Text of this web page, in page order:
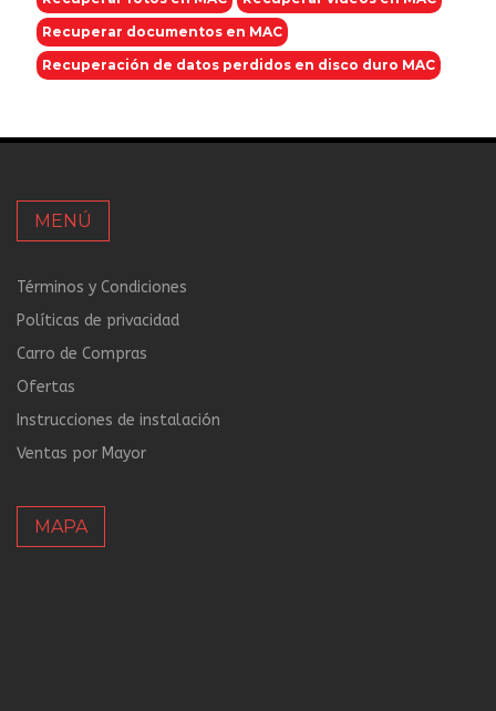
Recuperar documentos en MAC
Recuperación de datos perdidos en disco duro MAC
MENÚ
Términos y Condiciones
Políticas de privacidad
Carro de Compras
Ofertas
Instrucciones de instalación
Ventas por Mayor
MAPA